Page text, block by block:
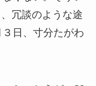
冗談のような途
日、寸分たがわ